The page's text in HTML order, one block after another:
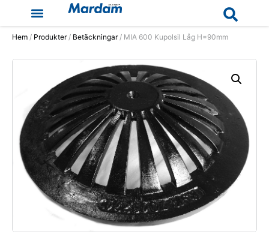
Hem / Produkter/ Betäckningar/ MIA 600 Kupolsil Låg H=90mm